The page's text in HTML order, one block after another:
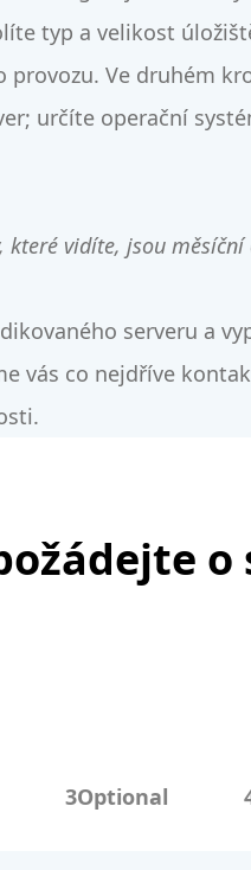
typ a velikost
provozu. Ve druhém
určíte operační
které vidíte, jsou
serveru a
vás co nejdříve
o
3Optional